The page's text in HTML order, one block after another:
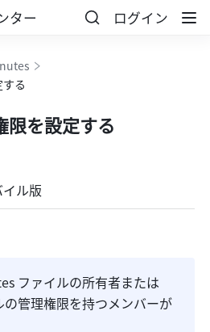
ター ログイン
る
限を設定する
ル版
ファイルの所有者または
管理権限を持つメンバーが